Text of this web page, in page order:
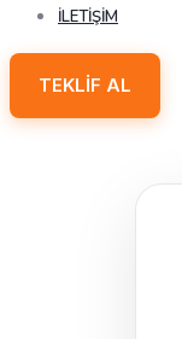
İLETIŞIM
TEKLIF AL